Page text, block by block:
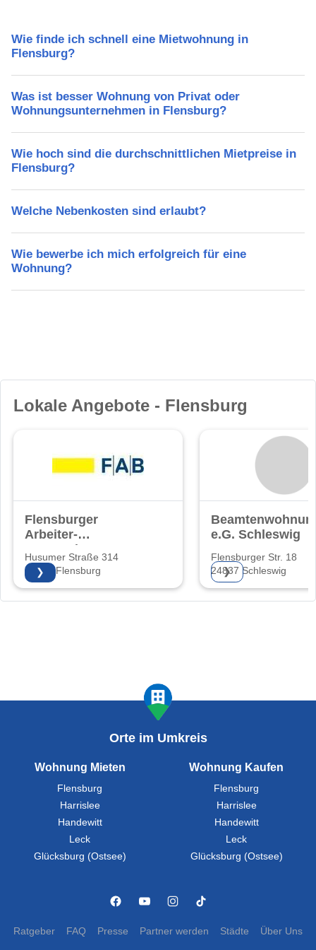
Wie finde ich schnell eine Mietwohnung in
Flensburg?
Was ist besser Wohnung von Privat oder
Wohnungsunternehmen in Flensburg?
Wie hoch sind die durchschnittlichen Mietpreise in
Flensburg?
Welche Nebenkosten sind erlaubt?
Wie bewerbe ich mich erfolgreich für eine
Wohnung?
Lokale Angebote - Flensburg
Flensburger
Arbeiter-
Bauverein eG
Husumer Straße 314
24941 Flensburg
❯
e.G. Schleswig
Flensburger Str. 18
24837 Schleswig
❯
Orte im Umkreis
Wohnung Mieten
Flensburg
Harrislee
Handewitt
Leck
Glücksburg (Ostsee)
Wohnung Kaufen
Flensburg
Harrislee
Handewitt
Leck
Glücksburg (Ostsee)
Ratgeber FAQ Presse Partner werden Städte Über Uns